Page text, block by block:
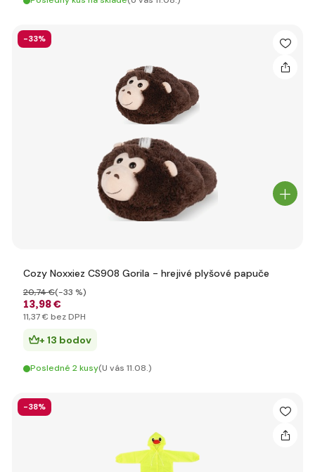
-33%
Cozy Noxxiez CS908 Gorila - hrejivé plyšové papuče
13,98 €
20,74 €(-33 %)
11,37 € bez DPH
+ 13 bodov
Posledné 2 kusy(U vás 11.08.)
-38%